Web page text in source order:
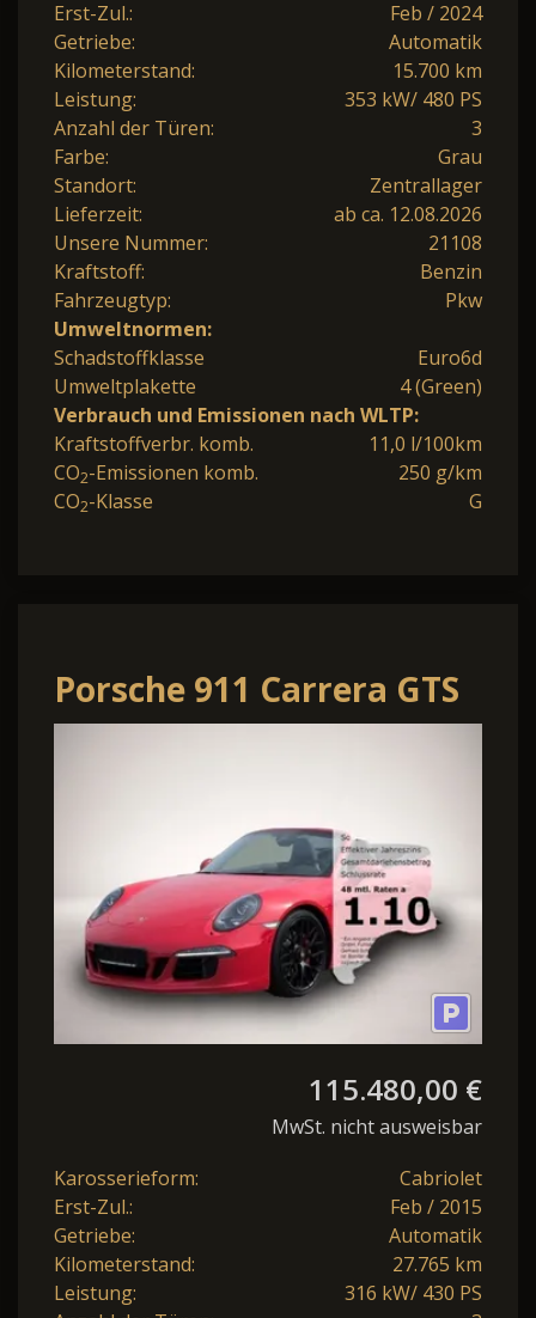
Erst-Zul.:
Feb / 2024
Getriebe:
Automatik
Kilometerstand:
15.700 km
Leistung:
353 kW/ 480 PS
Anzahl der Türen:
3
Farbe:
Grau
Standort:
Zentrallager
Lieferzeit:
ab ca. 12.08.2026
Unsere Nummer:
21108
Kraftstoff:
Benzin
Fahrzeugtyp:
Pkw
Umweltnormen:
Schadstoffklasse
Euro6d
Umweltplakette
4 (Green)
Verbrauch und Emissionen nach WLTP:
Kraftstoffverbr. komb.
11,0 l/100km
CO2-Emissionen komb.
250 g/km
CO2-Klasse G
Porsche 911 Carrera GTS
Cabrio 3.8*Navi BOSE R-
115.480,00 €
MwSt. nicht ausweisbar
Karosserieform:
Cabriolet
Erst-Zul.:
Feb / 2015
Getriebe:
Automatik
Kilometerstand:
27.765 km
Leistung:
316 kW/ 430 PS